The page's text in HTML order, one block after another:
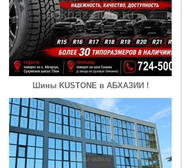
Шины KUSTONE в АБХАЗИИ !